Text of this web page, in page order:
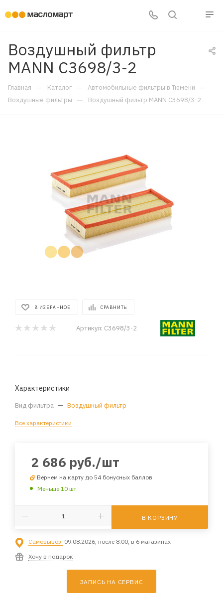
Воздушный фильтр
MANN C3698/3-2
Главная — Каталог — Автомобильные фильтры в Тюмени —
Воздушные фильтры — Воздушный фильтр MANN C3698/3-2
В ИЗБРАННОЕ СРАВНИТЬ
Артикул: C3698/3-2
Характеристики
Вид фильтра — Воздушный фильтр
Все характеристики
2 686 руб./шт
Вернем на карту до 54 бонусных баллов
Меньше 10 шт
В КОРЗИНУ
Самовывоз: 09.08.2026, после 8:00, в 6 магазинах
Хочу в подарок
ЗАПИСЬ НА СЕРВИС